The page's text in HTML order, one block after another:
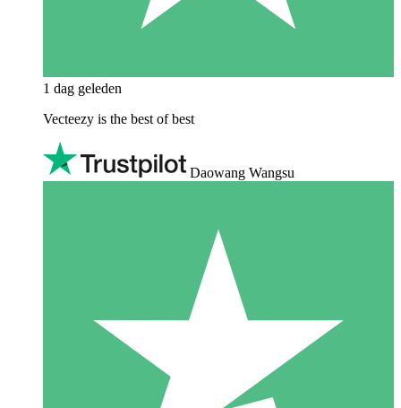
1 dag geleden
Vecteezy is the best of best
Daowang Wangsu